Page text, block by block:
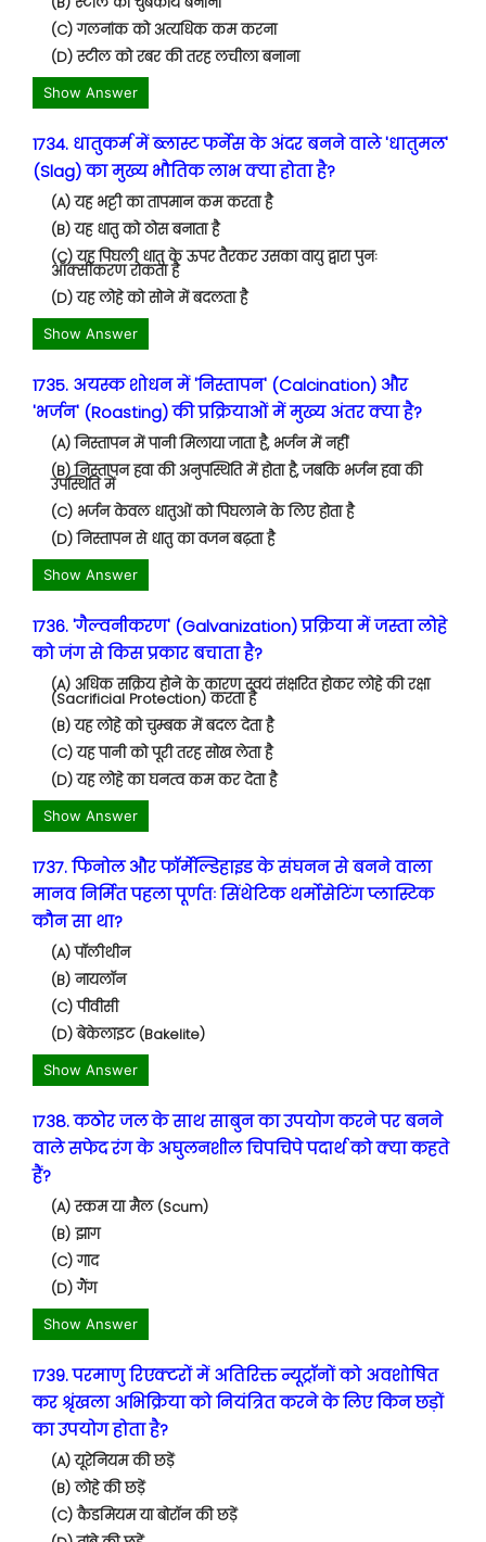
(C) गलनांक को अत्यधिक कम करना
(D) स्टील को रबर की तरह लचीला बनाना
Show Answer
1734. धातुकर्म में ब्लास्ट फर्नेस के अंदर बनने वाले 'धातुमल'
(Slag) का मुख्य भौतिक लाभ क्या होता है?
(A) यह भट्टी का तापमान कम करता है
(B) यह धातु को ठोस बनाता है
(C) यह पिघली धातु के ऊपर तैरकर उसका वायु द्वारा पुनः
ऑक्सीकरण रोकता है
(D) यह लोहे को सोने में बदलता है
Show Answer
1735. अयस्क शोधन में 'निस्तापन' (Calcination) और
'भर्जन' (Roasting) की प्रक्रियाओं में मुख्य अंतर क्या है?
(A) निस्तापन में पानी मिलाया जाता है, भर्जन में नहीं
(B) निस्तापन हवा की अनुपस्थिति में होता है, जबकि भर्जन हवा की
उपस्थिति में
(C) भर्जन केवल धातुओं को पिघलाने के लिए होता है
(D) निस्तापन से धातु का वजन बढ़ता है
Show Answer
1736. 'गैल्वनीकरण' (Galvanization) प्रक्रिया में जस्ता लोहे
को जंग से किस प्रकार बचाता है?
(A) अधिक सक्रिय होने के कारण स्वयं संक्षरित होकर लोहे की रक्षा
(Sacrificial Protection) करता है
(B) यह लोहे को चुम्बक में बदल देता है
(C) यह पानी को पूरी तरह सोख लेता है
(D) यह लोहे का घनत्व कम कर देता है
Show Answer
1737. फिनोल और फॉर्मेल्डिहाइड के संघनन से बनने वाला
मानव निर्मित पहला पूर्णतः सिंथेटिक थर्मोसेटिंग प्लास्टिक
कौन सा था?
(A) पॉलीथीन
(B) नायलॉन
(C) पीवीसी
(D) बेकेलाइट (Bakelite)
Show Answer
1738. कठोर जल के साथ साबुन का उपयोग करने पर बनने
वाले सफेद रंग के अघुलनशील चिपचिपे पदार्थ को क्या कहते
हैं?
(A) स्कम या मैल (Scum)
(B) झाग
(C) गाद
(D) गैंग
Show Answer
1739. परमाणु रिएक्टरों में अतिरिक्त न्यूट्रॉनों को अवशोषित
कर श्रृंखला अभिक्रिया को नियंत्रित करने के लिए किन छड़ों
का उपयोग होता है?
(A) यूरेनियम की छड़ें
(B) लोहे की छड़ें
(C) कैडमियम या बोरॉन की छड़ें